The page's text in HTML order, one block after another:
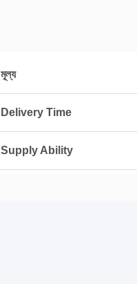
মূল্য
Delivery Time
Supply Ability